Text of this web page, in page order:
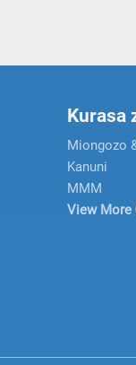
Kurasa
Miongozo
Kanuni
MMM
View More